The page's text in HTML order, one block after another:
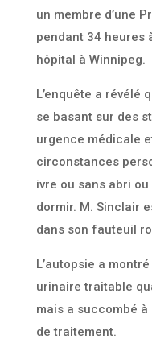
un membre d’une
pendant 34 heures
hôpital à Winnipeg.
L’enquête a révélé
se basant sur des
urgence médicale
circonstances
ivre ou sans abri
dormir. M. Sinclair
dans son fauteuil
L’autopsie a
urinaire traitable
mais a succombé à
de traitement.